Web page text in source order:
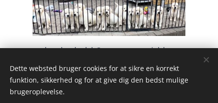
hvalpekuld 8 uger og rejsklar
Dette websted bruger cookies for at sikre en korrekt
funktion, sikkerhed og for at give dig den bedst mulige
brugeroplevelse.